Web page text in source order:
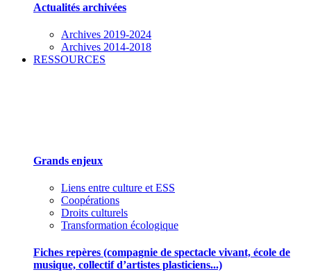
Actualités archivées
Archives 2019-2024
Archives 2014-2018
RESSOURCES
Grands enjeux
Liens entre culture et ESS
Coopérations
Droits culturels
Transformation écologique
Fiches repères (compagnie de spectacle vivant, école de
musique, collectif d’artistes plasticiens...)